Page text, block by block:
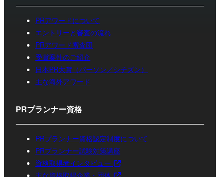
PRアワードについて
エントリーと審査の流れ
PRアワード審査団
受賞案件のご紹介
日本PR大賞（パーソン／シチズン）
主な海外アワード
PRプランナー資格
PRプランナー資格認定制度について
PRプランナー試験対策講座
資格取得者インタビュー
主な資格取得企業・団体